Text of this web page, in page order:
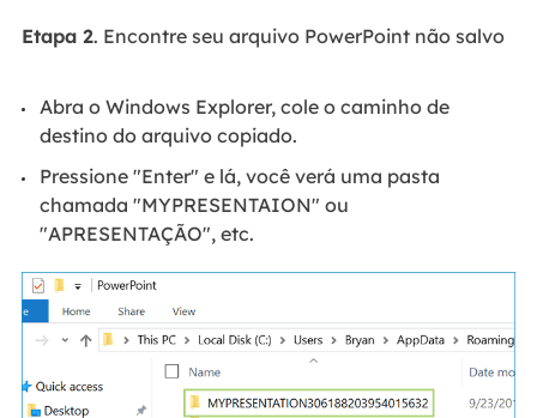
Etapa 2. Encontre seu arquivo PowerPoint não salvo
Abra o Windows Explorer, cole o caminho de
destino do arquivo copiado.
Pressione "Enter" e lá, você verá uma pasta
chamada "MYPRESENTAION" ou
"APRESENTAÇÃO", etc.